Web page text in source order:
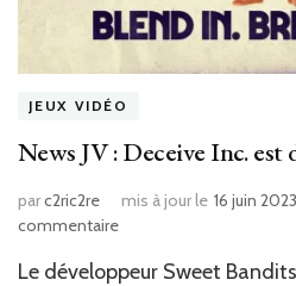
JEUX VIDÉO
News JV : Deceive Inc. est
parc2ric2re mis à jour le 16 juin 2023
commentairesur
JV
Le développeur Sweet